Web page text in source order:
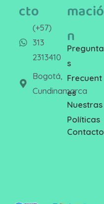
cto
(+57)
313
2313410
Bogotá,
Cundinamarca
mació
n
Pregunta
s
Frecuent
es
Nuestras
Políticas
Contacto